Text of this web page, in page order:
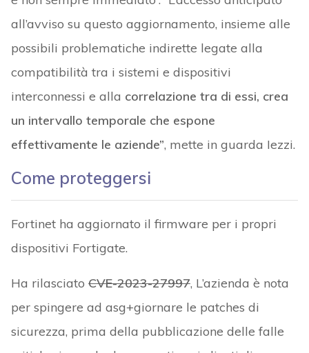
all’avviso su questo aggiornamento, insieme alle
possibili problematiche indirette legate alla
compatibilità tra i sistemi e dispositivi
interconnessi e alla correlazione tra di essi, crea
un intervallo temporale che espone
effettivamente le aziende”, mette in guarda Iezzi.
Come proteggersi
Fortinet ha aggiornato il firmware per i propri
dispositivi Fortigate.
Ha rilasciato CVE-2023-27997, L’azienda è nota
per spingere ad asg+giornare le patches di
sicurezza, prima della pubblicazione delle falle